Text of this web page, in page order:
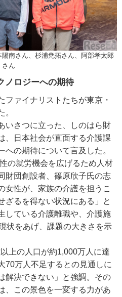
陽南さん、杉浦尭拓さん、阿部孝太郎
さん
ノロジーへの期待
ァイナリストたちが東京・
。
さつに立った、しのはら財
、日本社会が直面する介護課
の期待について言及した。
の就労機会を広げるため人材
財団創設者、篠原欣子氏の志
女性が、家族の介護を担うこ
ざるを得ない状況にある」と
している介護離職や、介護施
状をあげ、課題の大きさを示
上の人口が約1,000万人に達
70万人不足するとの見通しに
解決できない」と強調。その
、この景色を一変する力があ